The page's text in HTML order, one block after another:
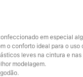
em especial
o conforto ideal para o uso
leves na cintura e nas
modelagem.